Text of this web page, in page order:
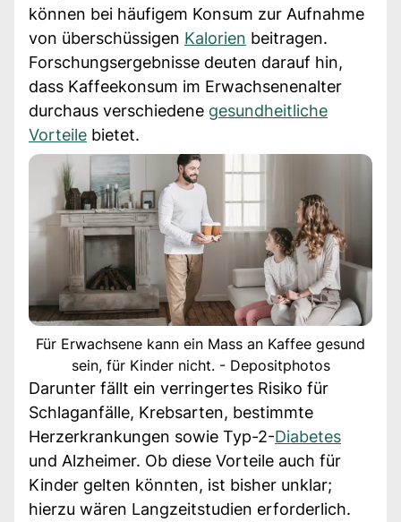
können bei häufigem Konsum zur Aufnahme
von überschüssigen Kalorien beitragen.
Forschungsergebnisse deuten darauf hin,
dass Kaffeekonsum im Erwachsenenalter
durchaus verschiedene gesundheitliche
Vorteile bietet.
Für Erwachsene kann ein Mass an Kaffee gesund
sein, für Kinder nicht. - Depositphotos
Darunter fällt ein verringertes Risiko für
Schlaganfälle, Krebsarten, bestimmte
Herzerkrankungen sowie Typ-2-Diabetes
und Alzheimer. Ob diese Vorteile auch für
Kinder gelten könnten, ist bisher unklar;
hierzu wären Langzeitstudien erforderlich.